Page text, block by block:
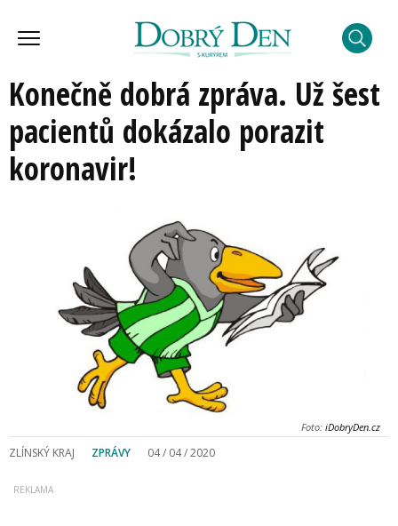
Konečně dobrá zpráva. Už šest
pacientů dokázalo porazit
koronavir!
Foto: iDobryDen.cz
ZLÍNSKÝ KRAJ ZPRÁVY 04 / 04 / 2020